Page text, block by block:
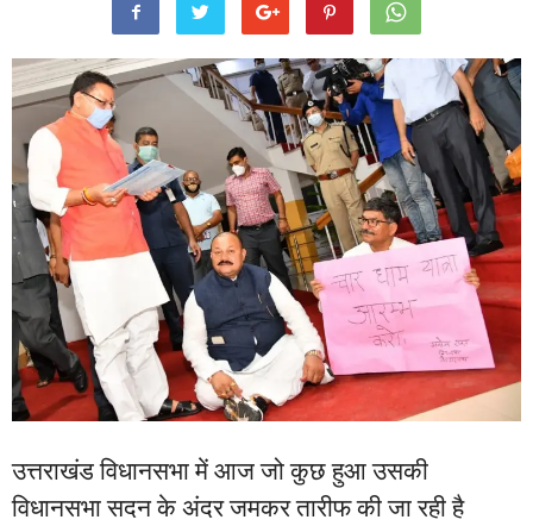
उत्तराखंड विधानसभा में आज जो कुछ हुआ उसकी
विधानसभा सदन के अंदर जमकर तारीफ की जा रही है